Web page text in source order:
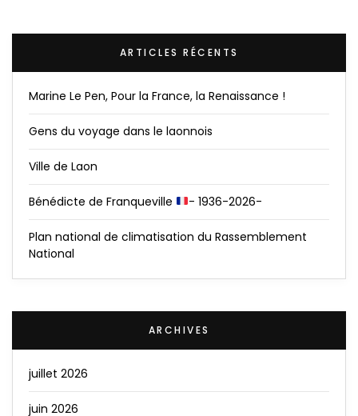
ARTICLES RÉCENTS
Marine Le Pen, Pour la France, la Renaissance !
Gens du voyage dans le laonnois
Ville de Laon
Bénédicte de Franqueville - 1936-2026-
Plan national de climatisation du Rassemblement
National
ARCHIVES
juillet 2026
juin 2026